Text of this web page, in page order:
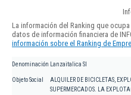
La información del Ranking que
datos de información financiera de
información sobre el Ranking de
Denominación Lanzaitalica Sl
Objeto Social
ALQUILER DE BICICLETAS,
SUPERMERCADOS. LA